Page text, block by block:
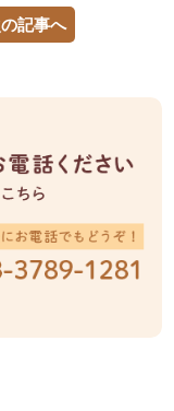
記事へ